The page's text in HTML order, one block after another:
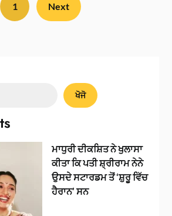
1 Next
ਖੋਜੋ
ਮਾਧੁਰੀ ਦੀਕਸ਼ਿਤ ਨੇ ਖੁਲਾਸਾ
ਕੀਤਾ ਕਿ ਪਤੀ ਸ਼੍ਰੀਰਾਮ ਨੇਨੇ
ਉਸਦੇ ਸਟਾਰਡਮ ਤੋਂ ‘ਸ਼ੁਰੂ ਵਿੱਚ
ਹੈਰਾਨ’ ਸਨ